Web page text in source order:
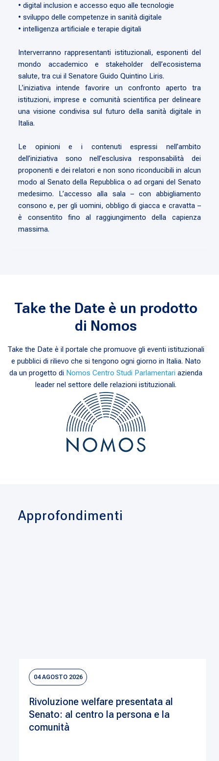
• digital inclusion e accesso equo alle tecnologie
• sviluppo delle competenze in sanità digitale
• intelligenza artificiale e terapie digitali
Interverranno rappresentanti istituzionali, esponenti del
mondo accademico e stakeholder dell’ecosistema
salute, tra cui il Senatore Guido Quintino Liris.
L’iniziativa intende favorire un confronto aperto tra
istituzioni, imprese e comunità scientifica per delineare
una visione condivisa sul futuro della sanità digitale in
Italia.
Le opinioni e i contenuti espressi nell’ambito
dell’iniziativa sono nell’esclusiva responsabilità dei
proponenti e dei relatori e non sono riconducibili in alcun
modo al Senato della Repubblica o ad organi del Senato
medesimo. L’accesso alla sala – con abbigliamento
consono e, per gli uomini, obbligo di giacca e cravatta –
è consentito fino al raggiungimento della capienza
massima.
Take the Date è un prodotto
di Nomos
Take the Date è il portale che promuove gli eventi istituzionali
e pubblici di rilievo che si tengono ogni giorno in Italia. Nato
da un progetto di Nomos Centro Studi Parlamentari azienda
leader nel settore delle relazioni istituzionali.
Approfondimenti
04 AGOSTO 2026
Rivoluzione welfare presentata al
Senato: al centro la persona e la
comunità